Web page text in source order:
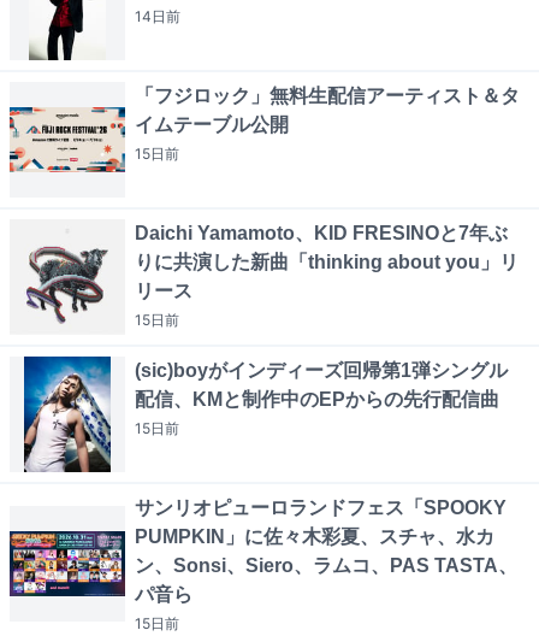
14日前
「フジロック」無料生配信アーティスト＆タ
イムテーブル公開
15日前
Daichi Yamamoto、KID FRESINOと7年ぶ
りに共演した新曲「thinking about you」リ
リース
15日前
(sic)boyがインディーズ回帰第1弾シングル
配信、KMと制作中のEPからの先行配信曲
15日前
サンリオピューロランドフェス「SPOOKY
PUMPKIN」に佐々木彩夏、スチャ、水カ
ン、Sonsi、Siero、ラムコ、PAS TASTA、
パ音ら
15日前